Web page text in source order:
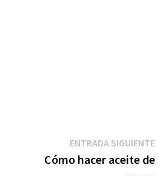
ENTRADA SIGUIENTE
Cómo hacer aceite de